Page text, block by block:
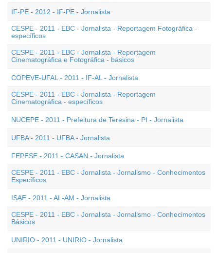
IF-PE - 2012 - IF-PE - Jornalista
CESPE - 2011 - EBC - Jornalista - Reportagem Fotográfica -
específicos
CESPE - 2011 - EBC - Jornalista - Reportagem
Cinematográfica e Fotográfica - básicos
COPEVE-UFAL - 2011 - IF-AL - Jornalista
CESPE - 2011 - EBC - Jornalista - Reportagem
Cinematográfica - específicos
NUCEPE - 2011 - Prefeitura de Teresina - PI - Jornalista
UFBA - 2011 - UFBA - Jornalista
FEPESE - 2011 - CASAN - Jornalista
CESPE - 2011 - EBC - Jornalista - Jornalismo - Conhecimentos
Específicos
ISAE - 2011 - AL-AM - Jornalista
CESPE - 2011 - EBC - Jornalista - Jornalismo - Conhecimentos
Básicos
UNIRIO - 2011 - UNIRIO - Jornalista